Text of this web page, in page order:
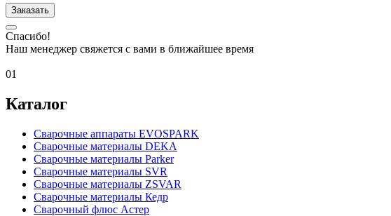
Заказать
Спасибо!
Наш менеджер свяжется с вами в ближайшее время
01
Каталог
Сварочные аппараты EVOSPARK
Сварочные материалы DEKA
Сварочные материалы Parker
Сварочные материалы SVR
Сварочные материалы ZSVAR
Сварочные материалы Кедр
Сварочный флюс Астер